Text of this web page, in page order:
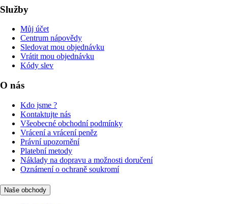
Služby
Můj účet
Centrum nápovědy
Sledovat mou objednávku
Vrátit mou objednávku
Kódy slev
O nás
Kdo jsme ?
Kontaktujte nás
Všeobecné obchodní podmínky
Vrácení a vrácení peněz
Právní upozornění
Platební metody
Náklady na dopravu a možnosti doručení
Oznámení o ochraně soukromí
Naše obchody